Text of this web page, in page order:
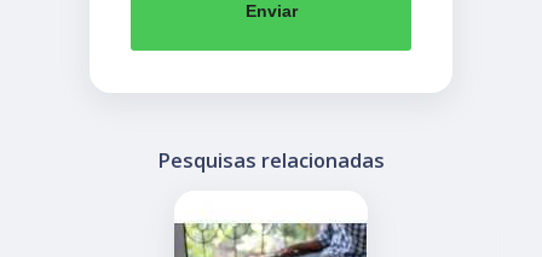
Enviar
Pesquisas relacionadas